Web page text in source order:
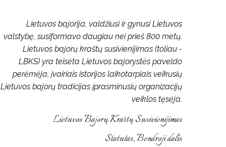
Lietuvos bajorija, valdžiusi ir gynusi Lietuvos
valstybę, susiformavo daugiau nei prieš 800 metų.
Lietuvos bajorų kraštų susivienijimas (toliau -
LBKS) yra teisėta Lietuvos bajorystės paveldo
perėmėja, įvairiais istorijos laikotarpiais veikusių
Lietuvos bajorų tradicijas įprasminusių organizacijų
veiklos tęsėja.
Lietuvos Bajorų Kraštų Susivienijimas
Statutas, Bendroji dalis